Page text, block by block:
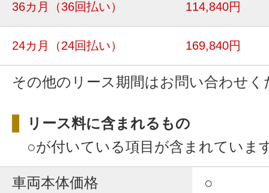
36カ月 （36回払い） 114,840円
24カ月 （24回払い） 169,840円
その他のリース期間はお問い合わせく
リース料に含まれるもの
○が付いている項目が含まれていま
車両本体価格
○